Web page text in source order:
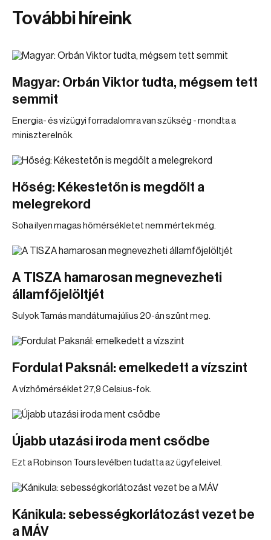
További híreink
Magyar: Orbán Viktor tudta, mégsem tett
semmit
Energia- és vízügyi forradalomra van szükség - mondta a
miniszterelnök.
Hőség: Kékestetőn is megdőlt a
melegrekord
Soha ilyen magas hőmérsékletet nem mértek még.
A TISZA hamarosan megnevezheti
államfőjelöltjét
Sulyok Tamás mandátuma július 20-án szűnt meg.
Fordulat Paksnál: emelkedett a vízszint
A vízhőmérséklet 27,9 Celsius-fok.
Újabb utazási iroda ment csődbe
Ezt a Robinson Tours levélben tudatta az ügyfeleivel.
Kánikula: sebességkorlátozást vezet be
a MÁV